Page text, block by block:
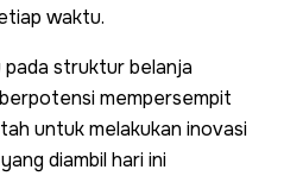
waktu.
pada struktur belanja
mempersempit
untuk melakukan inovasi
diambil hari ini